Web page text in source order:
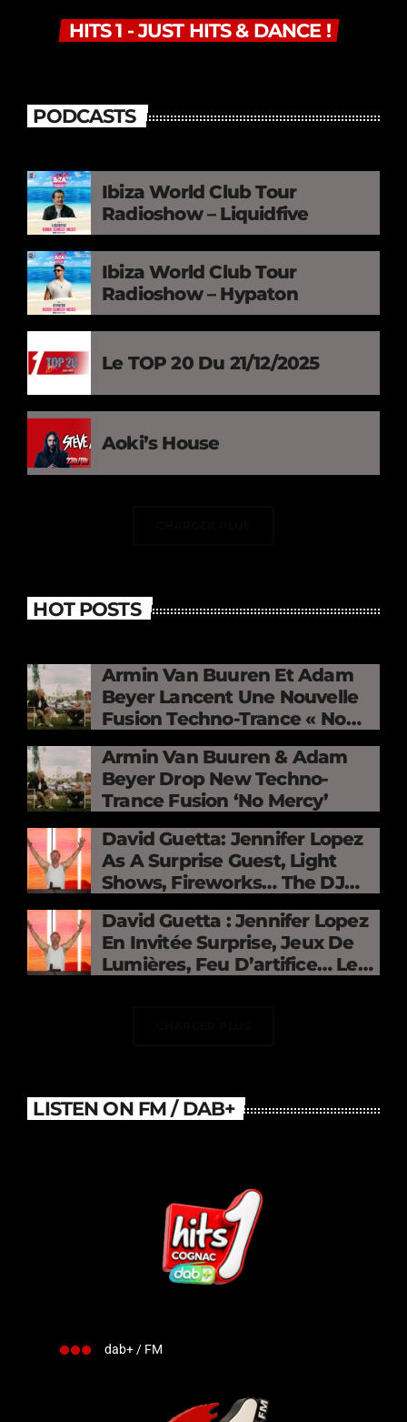
HITS 1 - JUST HITS & DANCE !
PODCASTS
Ibiza World Club Tour
Radioshow – Liquidfive
Ibiza World Club Tour
Radioshow – Hypaton
Le TOP 20 Du 21/12/2025
Aoki’s House
HOT POSTS
Armin Van Buuren Et Adam
Beyer Lancent Une Nouvelle
Fusion Techno-Trance « No
Mercy »
Armin Van Buuren & Adam
Beyer Drop New Techno-
Trance Fusion ‘No Mercy’
David Guetta: Jennifer Lopez
As A Surprise Guest, Light
Shows, Fireworks… The DJ
Electrifies The Stade De
France
David Guetta : Jennifer Lopez
En Invitée Surprise, Jeux De
Lumières, Feu D’artifice… Le
LISTEN ON FM / DAB+
dab+ / FM